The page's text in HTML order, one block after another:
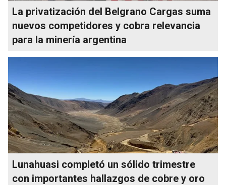
La privatización del Belgrano Cargas suma
nuevos competidores y cobra relevancia
para la minería argentina
Lunahuasi completó un sólido trimestre
con importantes hallazgos de cobre y oro